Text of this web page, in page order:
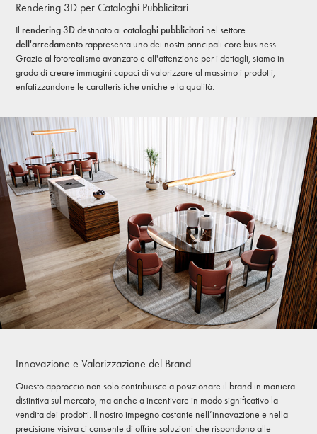
Rendering 3D per Cataloghi Pubblicitari
Ilrendering 3Ddestinato aicataloghi pubblicitari nel settore
dell'arredamento rappresenta uno dei nostri principali core business.
Grazie al fotorealismo avanzato e all'attenzione per i dettagli, siamo in
grado di creare immagini capaci di valorizzare al massimo i prodotti,
enfatizzandone le caratteristiche uniche e la qualità.
Innovazione e Valorizzazione del Brand
Questo approccio non solo contribuisce a posizionare il brand in maniera
distintiva sul mercato, ma anche a incentivare in modo significativo la
vendita dei prodotti. Il nostro impegno costante nell’innovazione e nella
precisione visiva ci consente di offrire soluzioni che rispondono alle